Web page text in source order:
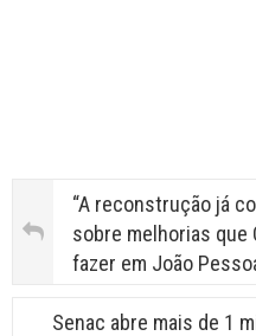
“A reconstrução já
sobre melhorias que
fazer em João
Senac abre mais de 1